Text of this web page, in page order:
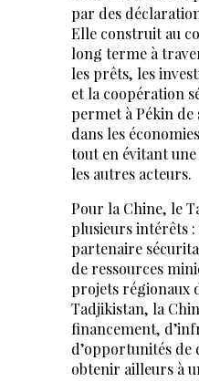
par des
Elle construit au
long terme à
les prêts, les
et la coopération
permet à Pékin
dans les
tout en évitant
les autres acteurs.
Pour la Chine, le
plusieurs intérêts :
partenaire
de ressources
projets régionaux
Tadjikistan, la
financement,
d’opportunités de
obtenir ailleurs à